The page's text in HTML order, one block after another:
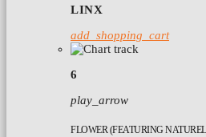
LINX
add_shopping_cart
6
play_arrow
FLOWER (FEATURING